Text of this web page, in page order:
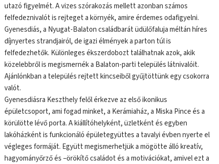
utazó figyelmét. A vizes szórakozás mellett azonban számos
felfedeznivalót is rejteget a környék, amire érdemes odafigyelni.
Gyenesdiás, a Nyugat-Balaton családbarát üdülőfaluja méltán híres
díjnyertes strandjairól, de igazi élmények a parton túl is
felfedezhetők. Különleges ékszerdobozt találhatnak azok, akik
közelebbről is megismernék a Balaton-parti település látnivalóit.
Ajánlónkban a település rejtett kincseiből gyűjtöttünk egy csokorra
valót.
Gyenesdiásra Keszthely felől érkezve az első ikonikus
épületcsoport, ami fogad minket, a Kerámiaház, a Miska Pince és a
körülötte lévő porta. A kiállítóhelyként, üzletként és egyben
lakóházként is funkcionáló épületegyüttes a tavalyi évben nyerte el
végleges formáját. Együtt megismerhetjük a mögötte álló kreatív,
hagyományőrző és –örökítő családot és a motivációkat, amivel ezt a